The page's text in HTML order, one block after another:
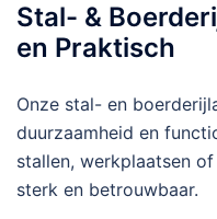
Stal- &
en Praktisch
Onze stal- en
duurzaamheid en
stallen, werkplaatsen
sterk en betrouwbaar.